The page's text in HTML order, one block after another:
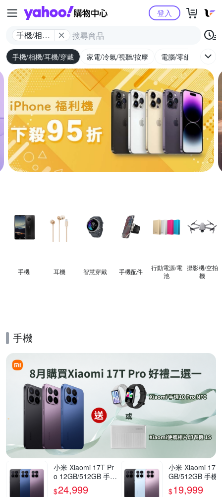
Yahoo購物中心
手機/相機/
耳機/穿戴
登入
手機/相機/耳機/穿戴 家電/冷氣/視聽/按摩 電腦/零組件/週邊/
手機 耳機 智慧穿戴 手機配件
行動電源/電
池
攝影機/空拍
機
手機
小米 Xiaomi 17T Pr
o 12GB/512GB 手機
官方旗艦館
$24,999
小米 Xiaomi 17T
GB/512GB 手機
方旗艦館
$19,999